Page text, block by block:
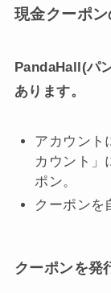
現金クーポ
PandaHall(パ
あります。
アカウント
カウント」
ポン。
クーポンを
クーポンを発